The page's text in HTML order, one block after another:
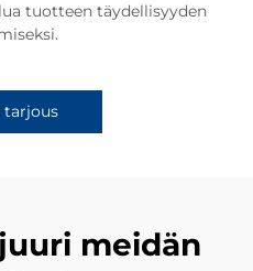
tuotteen täydellisyyden
tarjous
meidän